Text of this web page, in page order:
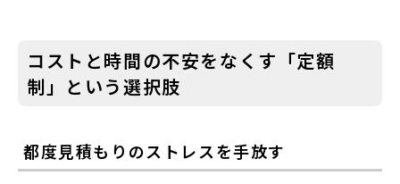
コストと時間の不安をなくす「定額
制」という選択肢
都度見積もりのストレスを手放す